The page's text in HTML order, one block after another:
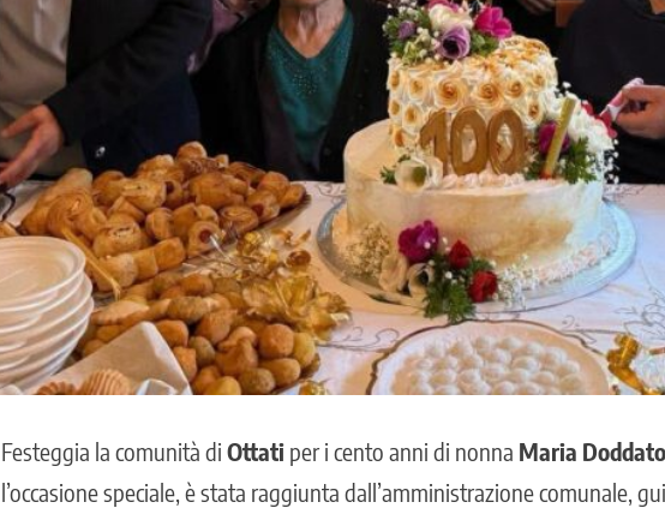
Festeggia la comunità di Ottati per i cento anni di nonna Maria Doddato
l’occasione speciale, è stata raggiunta dall’amministrazione comunale,